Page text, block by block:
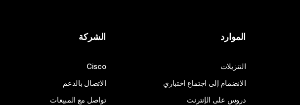
الموارد
التنزيلات
الانضمام إلى اجتماع اختباري
دروس على الإنترنت
الشركة
Cisco
الاتصال بالدعم
تواصل مع المبيعات